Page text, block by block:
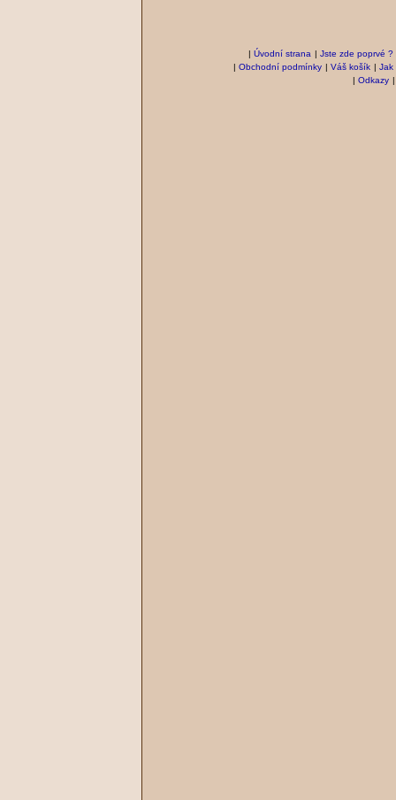
| Úvodní strana | Jste zde poprvé ?
| Obchodní podmínky | Váš košík | Jak
| Odkazy